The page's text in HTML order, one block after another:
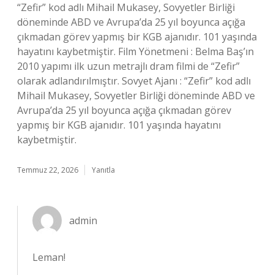
“Zefir” kod adlı Mihail Mukasey, Sovyetler Birliği
döneminde ABD ve Avrupa’da 25 yıl boyunca açığa
çıkmadan görev yapmış bir KGB ajanıdır. 101 yaşında
hayatını kaybetmiştir. Film Yönetmeni : Belma Baş’ın
2010 yapımı ilk uzun metrajlı dram filmi de “Zefir”
olarak adlandırılmıştır. Sovyet Ajanı : “Zefir” kod adlı
Mihail Mukasey, Sovyetler Birliği döneminde ABD ve
Avrupa’da 25 yıl boyunca açığa çıkmadan görev
yapmış bir KGB ajanıdır. 101 yaşında hayatını
kaybetmiştir.
Temmuz 22, 2026 Yanıtla
admin
Leman!